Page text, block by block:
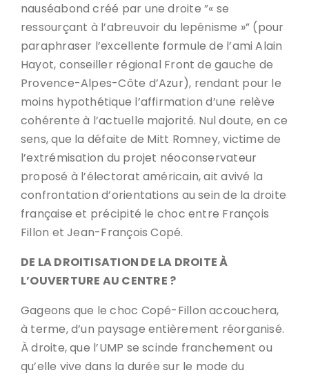
nauséabond créé par une droite ”« se
ressourçant à l’abreuvoir du lepénisme »” (pour
paraphraser l’excellente formule de l’ami Alain
Hayot, conseiller régional Front de gauche de
Provence-Alpes-Côte d’Azur), rendant pour le
moins hypothétique l’affirmation d’une relève
cohérente à l’actuelle majorité. Nul doute, en ce
sens, que la défaite de Mitt Romney, victime de
l’extrémisation du projet néoconservateur
proposé à l’électorat américain, ait avivé la
confrontation d’orientations au sein de la droite
française et précipité le choc entre François
Fillon et Jean-François Copé.
DE LA DROITISATION DE LA DROITE À
L’OUVERTURE AU CENTRE ?
Gageons que le choc Copé-Fillon accouchera,
à terme, d’un paysage entièrement réorganisé.
À droite, que l’UMP se scinde franchement ou
qu’elle vive dans la durée sur le mode du